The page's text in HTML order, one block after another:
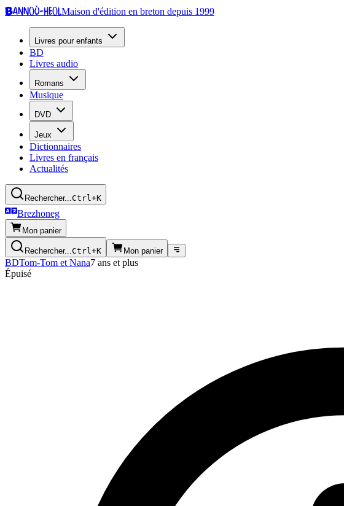
Bannoù-heolMaison d'édition en breton depuis 1999
Livres pour enfants
BD
Livres audio
Romans
Musique
DVD
Jeux
Dictionnaires
Livres en français
Actualités
Rechercher...Ctrl+K
Brezhoneg
Mon panier
Rechercher...Ctrl+K Mon panier
BDTom-Tom et Nana7 ans et plus
Épuisé